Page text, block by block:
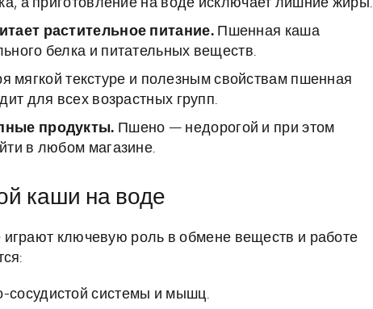
а приготовление на воде исключает лишние жиры.
растительное питание.Пшенная каша
белка и питательных веществ.
мягкой текстуре и полезным свойствам пшенная
для всех возрастных групп.
продукты. Пшено — недорогой и при этом
в любом магазине.
каши на воде
ключевую роль в обмене веществ и работе
сосудистой системы и мышц.